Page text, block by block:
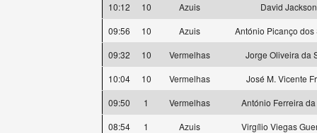
10:12
10 Azuis
David Jackson
09:56
10 Azuis
António Picanço dos
09:32
10 Vermelhas
Jorge Oliveira da
10:04
10 Vermelhas
José M. Vicente
09:50
1 Vermelhas
António Ferreira
08:54
1 Azuis
Virgílio Viegas